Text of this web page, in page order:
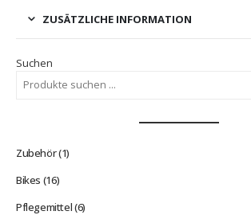
ZUSÄTZLICHE INFORMATION
Suchen
Zubehör 11
Bikes 1616
Pflegemittel 66